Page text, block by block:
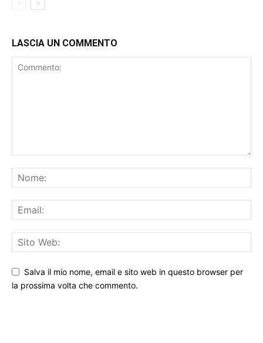
Salva il mio nome, email e sito web in questo browser per